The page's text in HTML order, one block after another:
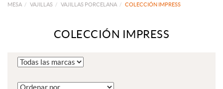
MESA VAJILLAS VAJILLAS PORCELANA COLECCIÓN IMPRESS
COLECCIÓN IMPRESS